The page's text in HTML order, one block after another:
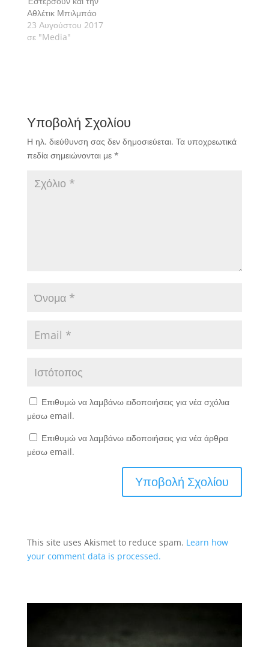
Αθλέτικ Μπιλμπάο
αντίστοιχα στο πλαίσιο
των play off του UEFA
23 Αυγούστου 2017
σε "Media"
Υποβολή Σχολίου
Η ηλ. διεύθυνση σας δεν δημοσιεύεται. Τα υποχρεωτικά
πεδία σημειώνονται με *
Επιθυμώ να λαμβάνω ειδοποιήσεις για νέα σχόλια
μέσω email.
Επιθυμώ να λαμβάνω ειδοποιήσεις για νέα άρθρα
μέσω email.
This site uses Akismet to reduce spam. Learn how
your comment data is processed.